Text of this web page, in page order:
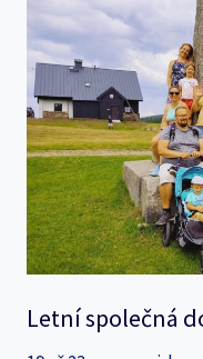
Letní společná